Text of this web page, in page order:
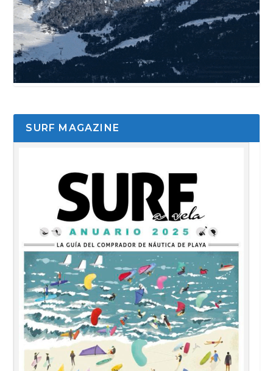
SURF MAGAZINE